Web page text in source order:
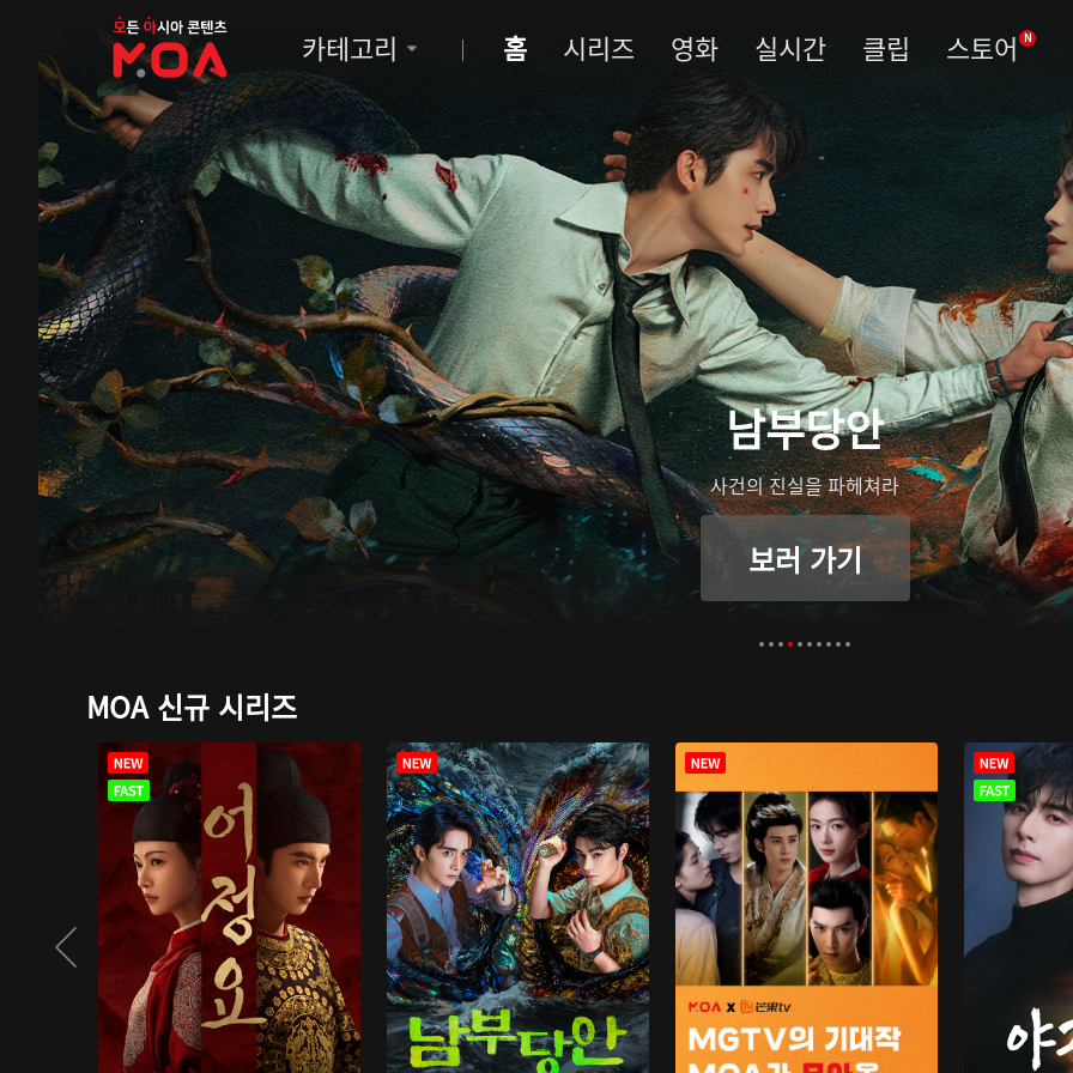
MOA
카테고리 홈 시리즈 영화 실시간 클립 스토어 N
남부당안
사건의 진실을 파헤쳐라
보러 가기
MOA 신규 시리즈